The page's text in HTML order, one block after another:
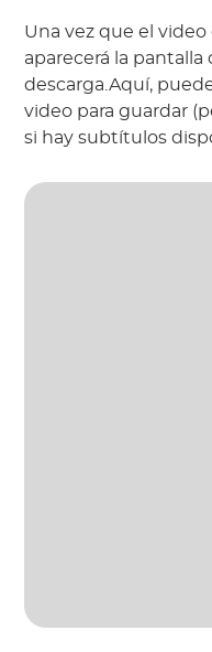
Una vez que el
aparecerá la
descarga.Aquí,
video para guardar
si hay subtítulos